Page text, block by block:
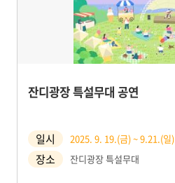
잔디광장 특설무대 공연
일시 2025. 9. 19.(금) ~ 9.21.(일)
장소 잔디광장 특설무대